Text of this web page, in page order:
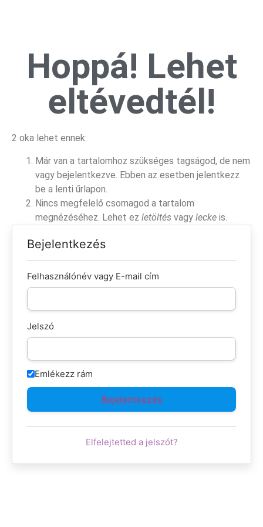
Hoppá! Lehet
eltévedtél!
2 oka lehet ennek:
Már van a tartalomhoz szükséges tagságod, de nem
vagy bejelentkezve. Ebben az esetben jelentkezz
be a lenti űrlapon.
Nincs megfelelő csomagod a tartalom
megnézéséhez. Lehet ez letöltés vagy lecke is.
Bejelentkezés
Felhasználónév vagy E-mail cím
Jelszó
Emlékezz rám
Elfelejtetted a jelszót?